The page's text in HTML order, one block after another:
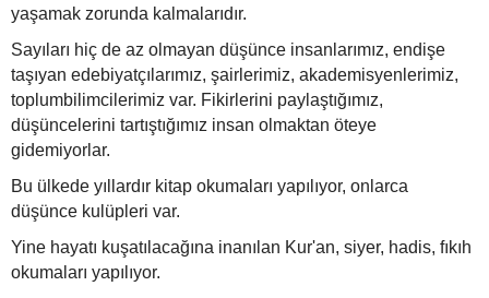
yaşamak zorunda kalmalarıdır.
Sayıları hiç de az olmayan düşünce insanlarımız, endişe
taşıyan edebiyatçılarımız, şairlerimiz, akademisyenlerimiz,
toplumbilimcilerimiz var. Fikirlerini paylaştığımız,
düşüncelerini tartıştığımız insan olmaktan öteye
gidemiyorlar.
Bu ülkede yıllardır kitap okumaları yapılıyor, onlarca
düşünce kulüpleri var.
Yine hayatı kuşatılacağına inanılan Kur'an, siyer, hadis, fıkıh
okumaları yapılıyor.